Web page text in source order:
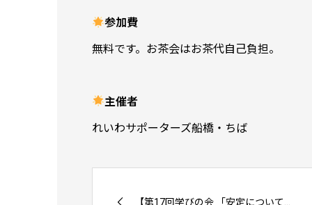
参加費
無料です。お茶会はお茶代自己負担。
主催者
れいわサポーターズ船橋・ちば
【第17回学びの会 「安定について...